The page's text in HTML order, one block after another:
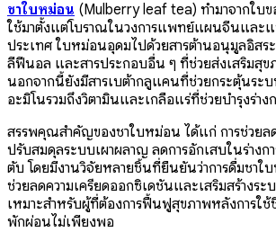
ชาใบหม่อน (Mulberry leaf tea) ทำมาจากใบ
ใช้มาตั้งแต่โบราณในวงการแพทย์แผนจีนและ
ประเทศ ใบหม่อนอุดมไปด้วยสารต้านอนุมูลอิสร
ลีฟีนอล และสารประกอบอื่น ๆ ที่ช่วยส่งเสริมสุข
นอกจากนี้ยังมีสารเบต้ากลูแคนที่ช่วยกระตุ้นระ
อะมิโนรวมถึงวิตามินและเกลือแร่ที่ช่วยบำรุงร่าง
สรรพคุณสำคัญของชาใบหม่อน ได้แก่ การช่วยล
ปรับสมดุลระบบเผาผลาญ ลดการอักเสบในร่างก
ตับ โดยมีงานวิจัยหลายชิ้นที่ยืนยันว่าการดื่มชาใ
ช่วยลดความเครียดออกซิเดชันและเสริมสร้างร
เหมาะสำหรับผู้ที่ต้องการฟื้นฟูสุขภาพหลังการใ
พักผ่อนไม่เพียงพอ